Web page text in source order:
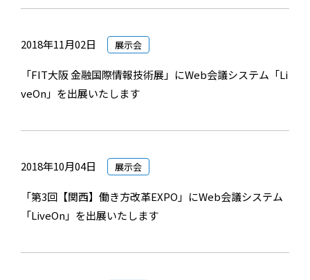
2018年11月02日 展示会
「FIT大阪 金融国際情報技術展」にWeb会議システム「Li
veOn」を出展いたします
2018年10月04日 展示会
「第3回【関西】働き方改革EXPO」にWeb会議システム
「LiveOn」を出展いたします